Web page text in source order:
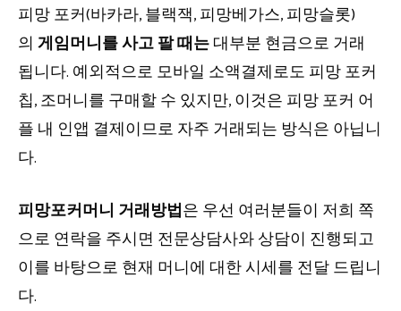
피망 포커(바카라, 블랙잭, 피망베가스, 피망슬롯)
의 게임머니를 사고 팔 때는대부분 현금으로 거래
됩니다. 예외적으로 모바일 소액결제로도 피망 포커
칩, 조머니를 구매할 수 있지만, 이것은 피망 포커 어
플 내 인앱 결제이므로 자주 거래되는 방식은 아닙니
다.
피망포커머니 거래방법은 우선 여러분들이 저희 쪽
으로 연락을 주시면 전문상담사와 상담이 진행되고
이를 바탕으로 현재 머니에 대한 시세를 전달 드립니
다.